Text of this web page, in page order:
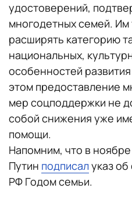
удостоверений,
многодетных семей.
расширять категорию
национальных,
особенностей
этом предоставление
мер соцподдержки не
собой снижения уже
помощи.
Напомним, что в
Путин подписалуказ
РФ Годом семьи.